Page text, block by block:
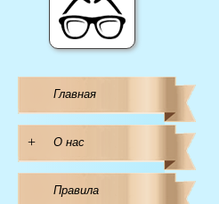
Главная
+ О нас
Правила